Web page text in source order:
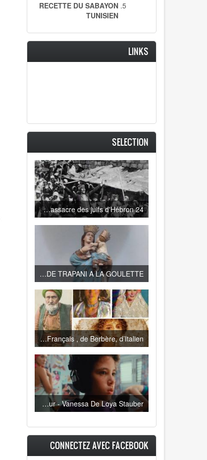
RECETTE DU SABAYON
TUNISIEN
LINKS
SELECTION
24 août 1929 : le massacre des juifs d'Hébron
HISTOIRE DE LA PROCESSION DE LA VIERGE DE TRAPANI A LA GOULETTE
Le dialecte tunisien mélange de Turc, d’Espagnol, de Français , de Berbère, d’Italien…
Oeil ravageur - Vanessa De Loya Stauber
CONNECTEZ AVEC FACEBOOK